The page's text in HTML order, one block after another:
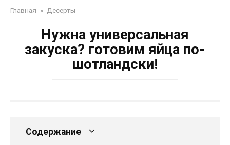
Главная » Десерты
Нужна универсальная
закуска? готовим яйца по-
шотландски!
Содержание